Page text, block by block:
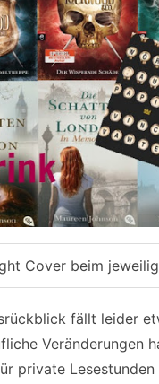
Cover beim
fällt leider
Veränderungen
private Lesestunden